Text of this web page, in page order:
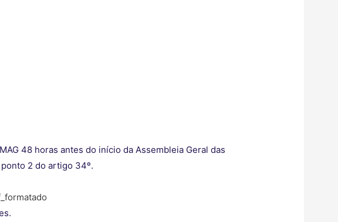
48 horas antes do início da Assembleia Geral das
2 do artigo 34º.
formatado